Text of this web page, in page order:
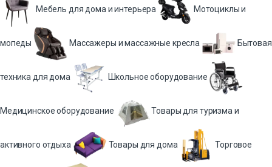
Мебель для дома и интерьера Мотоциклы и
мопеды Массажеры и массажные кресла Бытовая
техника для дома Школьное оборудование
Медицинское оборудование Товары для туризма и
активного отдыха Товары для дома Торговое